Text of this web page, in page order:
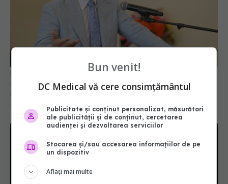
Prof. dr. Valeriu Gheorghiță intră în Board-ul
Portfolio
05 aug 2026, 21:09
Bun venit!
DC Medical vă cere consimțământul
Publicitate și conținut personalizat, măsurători
ale publicității și de conținut, cercetarea
audienței și dezvoltarea serviciilor
Stocarea și/sau accesarea informațiilor de pe
un dispozitiv
Aflați mai multe